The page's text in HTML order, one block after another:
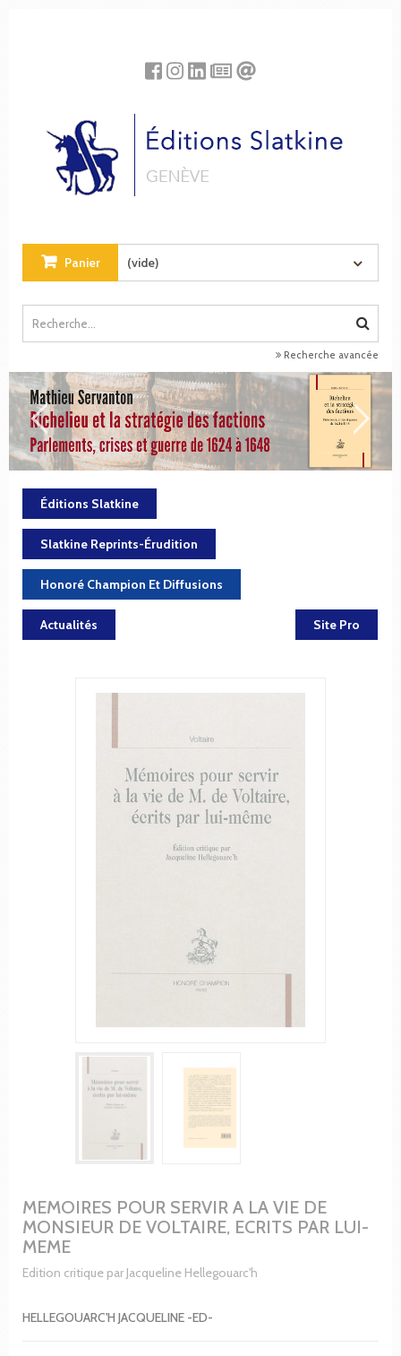
Panier (vide)
Recherche avancée
Éditions Slatkine
Slatkine Reprints-Érudition
Honoré Champion Et Diffusions
Actualités Site Pro
MEMOIRES POUR SERVIR A LA VIE DE
MONSIEUR DE VOLTAIRE, ECRITS PAR LUI-
MEME
Edition critique par Jacqueline Hellegouarc'h
HELLEGOUARC'H JACQUELINE -ED-